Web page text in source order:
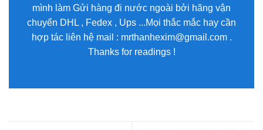
mình làm Gửi hàng đi nước ngoài bởi hãng vận
chuyển DHL , Fedex , Ups ...Mọi thắc mắc hay cần
hợp tác liên hệ mail : mrthanhexim@gmail.com .
Thanks for readings !